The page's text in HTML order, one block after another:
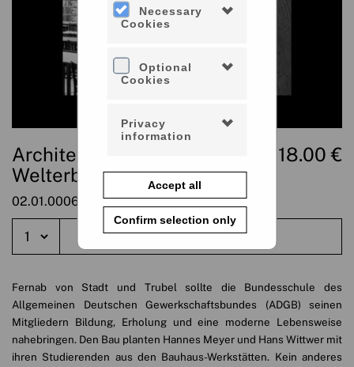
Necessary
Cookies
Optional
Cookies
Privacy
information
Accept all
Confirm selection only
18.00 €
Architekturführer Bauhaus-
Welterbe Bernau
02.01.0006
Fernab von Stadt und Trubel sollte die Bundesschule des
Allgemeinen Deutschen Gewerkschaftsbundes (ADGB) seinen
Mitgliedern Bildung, Erholung und eine moderne Lebensweise
nahebringen. Den Bau planten Hannes Meyer und Hans Wittwer mit
ihren Studierenden aus den Bauhaus-Werkstätten. Kein anderes